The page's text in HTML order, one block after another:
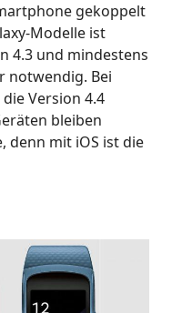
gekoppelt
Modelle ist
4.3 und mindestens
notwendig. Bei
Version 4.4
bleiben
denn mit iOS ist die